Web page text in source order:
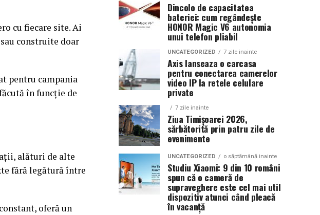
cu fiecare site. Ai
construite doar
pentru campania
în funcție de
alături de alte
fără legătură între
oferă un
Dincolo de capacitatea
bateriei: cum regândește
HONOR Magic V6 autonomia
unui telefon pliabil
UNCATEGORIZED 7 zile inainte
Axis lanseaza o carcasa
pentru conectarea camerelor
video IP la retele celulare
private
7 zile inainte
Ziua Timișoarei 2026,
sărbătorită prin patru zile de
evenimente
UNCATEGORIZED o săptămână inainte
Studiu Xiaomi: 9 din 10 români
spun că o cameră de
supraveghere este cel mai util
dispozitiv atunci când pleacă
în vacanță